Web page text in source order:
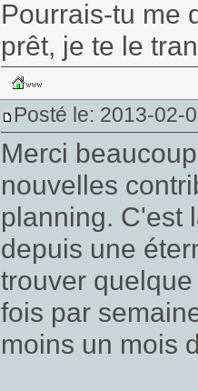
Pourrais-tu me
prêt, je te le
Posté le: 2013-02-
Merci
nouvelles
planning. C'est
depuis une
trouver
fois par
moins un mois